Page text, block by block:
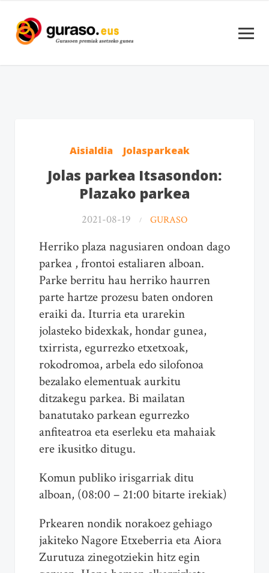
Aisialdia Jolasparkeak
Jolas parkea Itsasondon:
Plazako parkea
2021-08-19 GURASO
Herriko plaza nagusiaren ondoan dago
parkea , frontoi estaliaren alboan.
Parke berritu hau herriko haurren
parte hartze prozesu baten ondoren
eraiki da. Iturria eta urarekin
jolasteko bidexkak, hondar gunea,
txirrista, egurrezko etxetxoak,
rokodromoa, arbela edo silofonoa
bezalako elementuak aurkitu
ditzakegu parkea. Bi mailatan
banatutako parkean egurrezko
anfiteatroa eta eserleku eta mahaiak
ere ikusitko ditugu.
Komun publiko irisgarriak ditu
alboan, (08:00 – 21:00 bitarte irekiak)
Prkearen nondik norakoez gehiago
jakiteko Nagore Etxeberria eta Aiora
Zurutuza zinegotziekin hitz egin